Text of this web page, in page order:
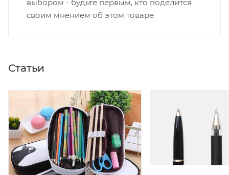
выбором - будьте первым, кто поделится
своим мнением об этом товаре
Статьи